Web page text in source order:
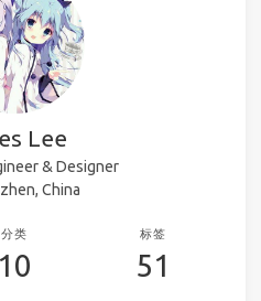
Lee
& Designer
China
分类
10
标签
51